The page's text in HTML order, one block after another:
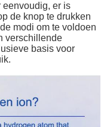
eenvoudig, er is
de knop te drukken
modi om te voldoen
verschillende
basis voor